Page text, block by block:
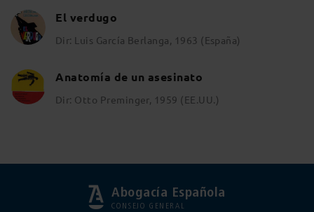
El verdugo
Dir: Luis García Berlanga, 1963 (España)
Anatomía de un asesinato
Dir: Otto Preminger, 1959 (EE.UU.)
Abogacía Española
CONSEJO GENERAL